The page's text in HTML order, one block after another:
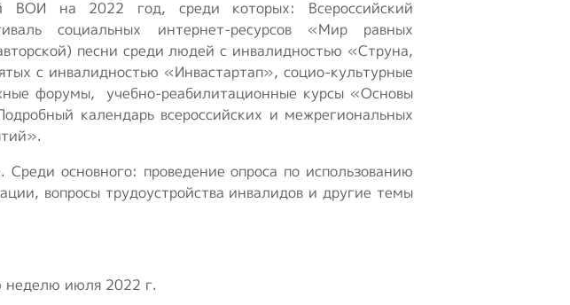
ВОИ на 2022 год, среди которых: Всероссийский
социальных интернет-ресурсов «Мир равных
песни среди людей с инвалидностью «Струна,
с инвалидностью «Инвастартап», социо-культурные
форумы, учебно-реабилитационные курсы «Основы
календарь всероссийских и межрегиональных
основного: проведение опроса по использованию
вопросы трудоустройства инвалидов и другие темы
неделю июля 2022 г.